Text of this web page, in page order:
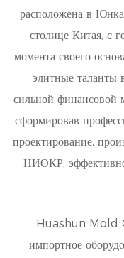
расположена в
столице Китая, с
момента своего
элитные таланты
сильной финансовой
сформировав
проектирование,
НИОКР, эффективно
Huashun Mold
импортное